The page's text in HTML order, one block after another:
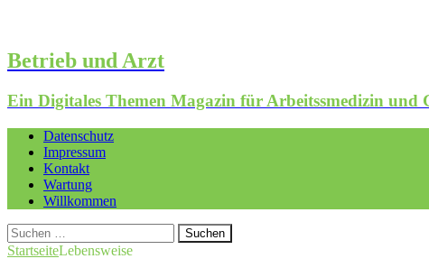
Betrieb und Arzt
Ein Digitales Themen Magazin für Arbeitssmedizin und
Datenschutz
Impressum
Kontakt
Wartung
Willkommen
Suchen
nach:
StartseiteLebensweise